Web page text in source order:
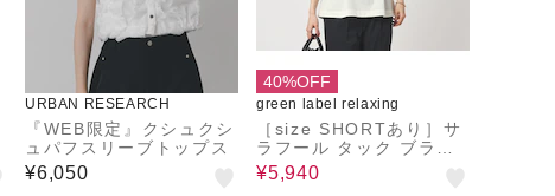
URBAN RESEARCH
『WEB限定』クシュクシ
ュパフスリーブトップス
¥6,050
40%OFF
green label relaxing
［size SHORTあり］サ
ラフール タック ブラウ
ス ストレッチ 接触冷感
UVカット
¥5,940